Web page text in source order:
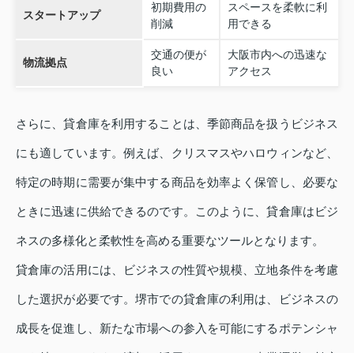
スタートアップ
初期費用の
削減
スペースを柔軟に利
用できる
物流拠点
交通の便が
良い
大阪市内への迅速な
アクセス
さらに、貸倉庫を利用することは、季節商品を扱うビジネス
にも適しています。例えば、クリスマスやハロウィンなど、
特定の時期に需要が集中する商品を効率よく保管し、必要な
ときに迅速に供給できるのです。このように、貸倉庫はビジ
ネスの多様化と柔軟性を高める重要なツールとなります。
貸倉庫の活用には、ビジネスの性質や規模、立地条件を考慮
した選択が必要です。堺市での貸倉庫の利用は、ビジネスの
成長を促進し、新たな市場への参入を可能にするポテンシャ